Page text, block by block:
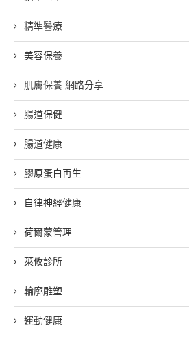
精準醫療
美容保養
肌膚保養 網路分享
腸道保健
腸道健康
膠原蛋白再生
自律神經健康
荷爾蒙管理
萊攸診所
輪廓雕塑
運動健康